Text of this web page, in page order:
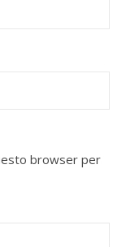
browser per